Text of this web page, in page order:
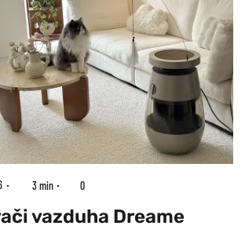
3 min 0
vazduha Dreame